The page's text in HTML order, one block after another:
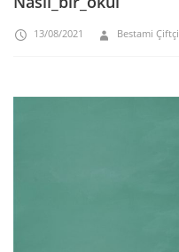
13/08/2021 Bestami Çiftçi